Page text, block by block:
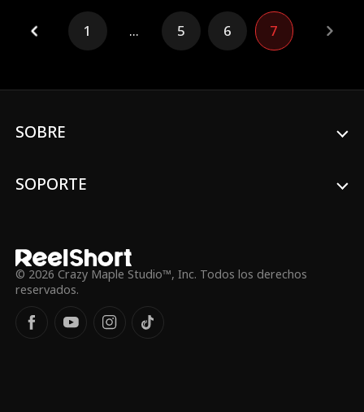
persiguiendo la riqueza y afirmando que solo
el misterioso Sr. S es lo suficientemente bueno
para ella. Mientras tanto, un pequeño favor
lleva a Cassius a casarse de repente con
fiesta de inauguración de Isabella, ella intenta
1 ... 5 6 7
SOBRE
SOPORTE
© 2026 Crazy Maple Studio™, Inc. Todos los derechos
reservados.